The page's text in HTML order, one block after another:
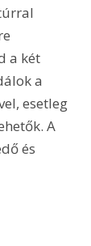
a két
a
esetleg
A
és